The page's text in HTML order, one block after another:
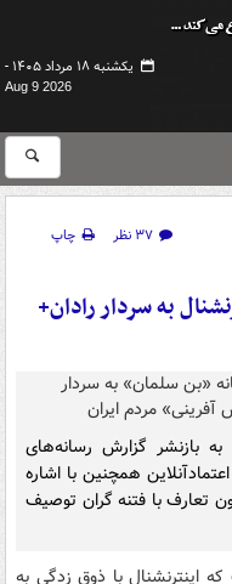
یکشنبه ۱۸ مرداد ۱۴۰۵ -
Aug 9 2026
۳۷ نظر
چاپ
به سردار رادان+
به بازنشر گزارش رسانه‌های
همچنین با اشاره
تعارف با فتنه گران توصیف
اینترنشنال با ذوق زدگی به